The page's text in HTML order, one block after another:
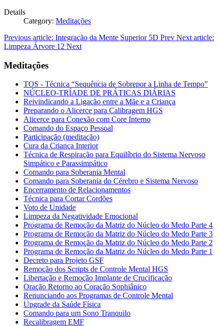
Details
Category: Meditações
Previous article: Integração da Mente Superior 5D Prev Next article:
Limpeza Árvore 12 Next
Meditações
TOS - Técnica “Sequência de Sobrepor a Linha de Tempo”
NÚCLEO-TRÍADE DE PRÁTICAS DIÁRIAS
Reivindicando a Ligação entre a Mãe e a Criança
Preparando o Alicerce para Calibragem HGS
Alicerce para Conexão com Core Interno
Comando do Espaço Pessoal
Participação (meditação)
Cura da Criança Interior
Técnica de Respiração para Equilíbrio do Sistema Nervoso
Simpático e Parassimpático
Comando para Soberania Mental
Comando para Soberania do Cérebro e Sistema Nervoso
Encerramento de Relacionamentos
Técnica para Cortar Cordões
Voto de Unidade
Limpeza da Negatividade Emocional
Programa de Remoção da Matriz do Núcleo do Medo Parte 4
Programa de Remoção da Matriz do Núcleo do Medo Parte 3
Programa de Remoção da Matriz do Núcleo do Medo Parte 2
Programa de Remoção da Matriz do Núcleo do Medo Parte 1
Decreto para Projeto GSF
Remoção dos Scripts de Controle Mental HGS
Libertação e Remoção Implante de Crucificação
Oração Retorno ao Coração Sophiânico
Renunciando aos Programas de Controle Mental
Upgrade da Saúde Física
Comando para um Sono Tranquilo
Recalibragem EMF